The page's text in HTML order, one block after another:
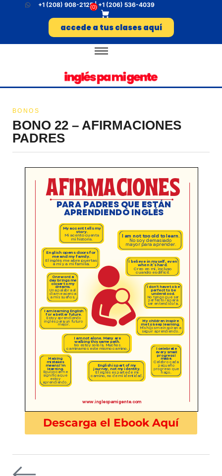
+1 (208) 908-2125 | +1 (206) 536-4039
(0)
accede a tus clases aquí
BONOS
BONO 22 – AFIRMACIONES
PADRES
Descarga el Ebook Aquí